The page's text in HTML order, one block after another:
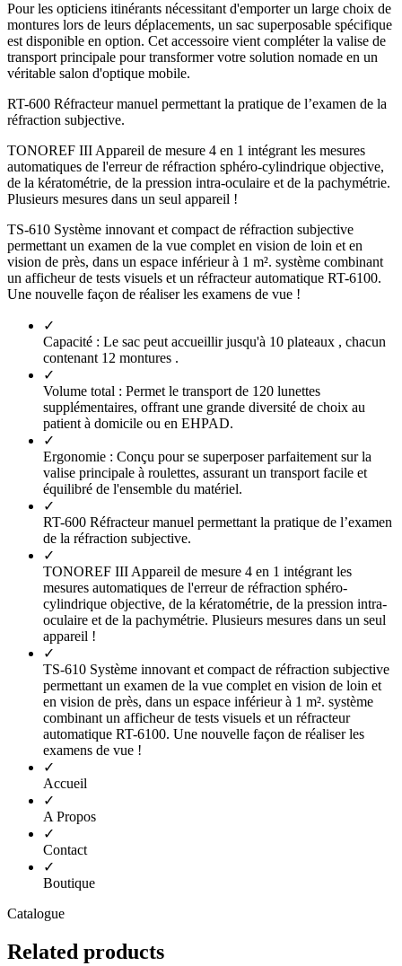
Pour les opticiens itinérants nécessitant d'emporter un large choix de
montures lors de leurs déplacements, un sac superposable spécifique
est disponible en option. Cet accessoire vient compléter la valise de
transport principale pour transformer votre solution nomade en un
véritable salon d'optique mobile.
RT-600 Réfracteur manuel permettant la pratique de l’examen de la
réfraction subjective.
TONOREF III Appareil de mesure 4 en 1 intégrant les mesures
automatiques de l'erreur de réfraction sphéro-cylindrique objective,
de la kératométrie, de la pression intra-oculaire et de la pachymétrie.
Plusieurs mesures dans un seul appareil !
TS-610 Système innovant et compact de réfraction subjective
permettant un examen de la vue complet en vision de loin et en
vision de près, dans un espace inférieur à 1 m². système combinant
un afficheur de tests visuels et un réfracteur automatique RT-6100.
Une nouvelle façon de réaliser les examens de vue !
✓
Capacité : Le sac peut accueillir jusqu'à 10 plateaux , chacun
contenant 12 montures .
✓
Volume total : Permet le transport de 120 lunettes
supplémentaires, offrant une grande diversité de choix au
patient à domicile ou en EHPAD.
✓
Ergonomie : Conçu pour se superposer parfaitement sur la
valise principale à roulettes, assurant un transport facile et
équilibré de l'ensemble du matériel.
✓
RT-600 Réfracteur manuel permettant la pratique de l’examen
de la réfraction subjective.
✓
TONOREF III Appareil de mesure 4 en 1 intégrant les
mesures automatiques de l'erreur de réfraction sphéro-
cylindrique objective, de la kératométrie, de la pression intra-
oculaire et de la pachymétrie. Plusieurs mesures dans un seul
appareil !
✓
TS-610 Système innovant et compact de réfraction subjective
permettant un examen de la vue complet en vision de loin et
en vision de près, dans un espace inférieur à 1 m². système
combinant un afficheur de tests visuels et un réfracteur
automatique RT-6100. Une nouvelle façon de réaliser les
examens de vue !
✓
Accueil
✓
A Propos
✓
Contact
✓
Boutique
Catalogue
Related products